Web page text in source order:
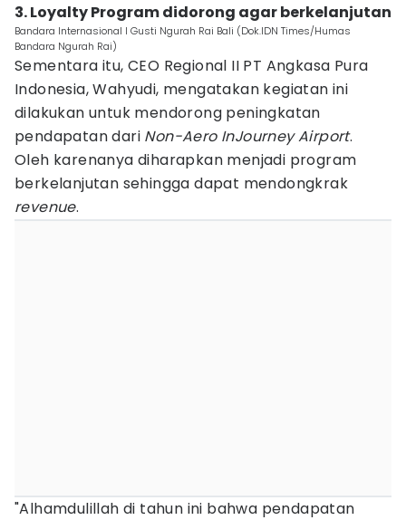
3. Loyalty Program didorong agar berkelanjutan
Bandara Internasional I Gusti Ngurah Rai Bali (Dok.IDN Times/Humas
Bandara Ngurah Rai)
Sementara itu, CEO Regional II PT Angkasa Pura
Indonesia, Wahyudi, mengatakan kegiatan ini
dilakukan untuk mendorong peningkatan
pendapatan dari Non-Aero InJourney Airport.
Oleh karenanya diharapkan menjadi program
berkelanjutan sehingga dapat mendongkrak
revenue.
"Alhamdulillah di tahun ini bahwa pendapatan